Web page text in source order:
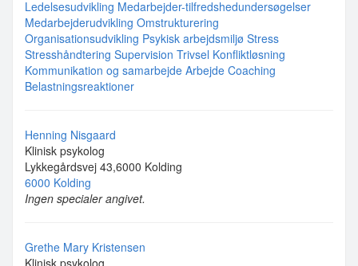
Ledelsesudvikling Medarbejder-tilfredshedundersøgelser
Medarbejderudvikling Omstrukturering
Organisationsudvikling Psykisk arbejdsmiljø Stress
Stresshåndtering Supervision Trivsel Konfliktløsning
Kommunikation og samarbejde Arbejde Coaching
Belastningsreaktioner
Henning Nisgaard
Klinisk psykolog
Lykkegårdsvej 43,6000 Kolding
6000 Kolding
Ingen specialer angivet.
Grethe Mary Kristensen
Klinisk psykolog